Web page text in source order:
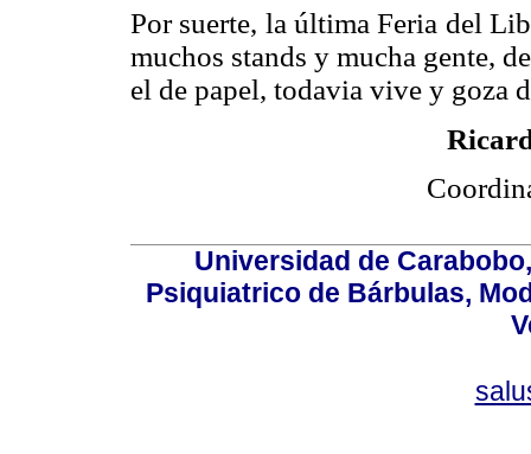
Por suerte, la última Feria del
muchos stands y mucha gente,
el de papel, todavia vive y goza
Universidad de
Psiquiatrico de Bárbulas,